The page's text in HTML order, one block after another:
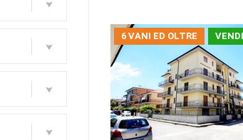
6 VANI ED OLTRE